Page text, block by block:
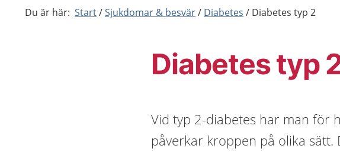
Du är här: Start Sjukdomar & besvär Diabetes Diabetes typ 2
Diabetes typ
Vid typ 2-diabetes har man för
påverkar kroppen på olika